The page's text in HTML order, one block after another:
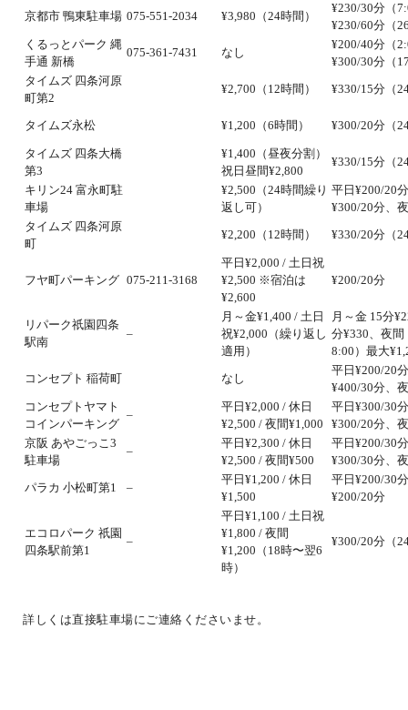
京都市 鴨東駐車場 075-551-2034 ¥3,980（24時間）
¥230/30分（
¥230/60分（
くるっとパーク 縄
手通 新橋
075-361-7431 なし
¥200/40分（
¥300/30分（
タイムズ 四条河原
町第2
¥2,700（12時間） ¥330/15分（
タイムズ永松 ¥1,200（6時間） ¥300/20分（
タイムズ 四条大橋
第3
¥1,400（昼夜分割）
祝日昼間¥2,800
¥330/15分（
キリン24 富永町駐
車場
¥2,500（24時間繰り
返し可）
平日¥200/20
¥300/20分、
タイムズ 四条河原
町
¥2,200（12時間） ¥330/20分（
フヤ町パーキング 075-211-3168
平日¥2,000 / 土日祝
¥2,500 ※宿泊は
¥2,600
¥200/20分
リパーク祇園四条
駅南
–
月～金¥1,400 / 土日
祝¥2,000（繰り返し
適用）
月～金 15分
分¥330、夜間
8:00）最大
コンセプト 稲荷町
なし
平日¥200/20
¥400/30分、
コンセプトヤマト
コインパーキング
–
平日¥2,000 / 休日
¥2,500 / 夜間¥1,000
平日¥300/30
¥300/20分、
京阪 あやごっこ3
駐車場
–
平日¥2,300 / 休日
¥2,500 / 夜間¥500
平日¥200/30
¥300/30分、
パラカ 小松町第1
–
平日¥1,200 / 休日
¥1,500
平日¥200/30
¥200/20分
エコロパーク 祇園
四条駅前第1
–
平日¥1,100 / 土日祝
¥1,800 / 夜間
¥1,200（18時〜翌6
時）
¥300/20分（
詳しくは直接駐車場にご連絡くださいませ。